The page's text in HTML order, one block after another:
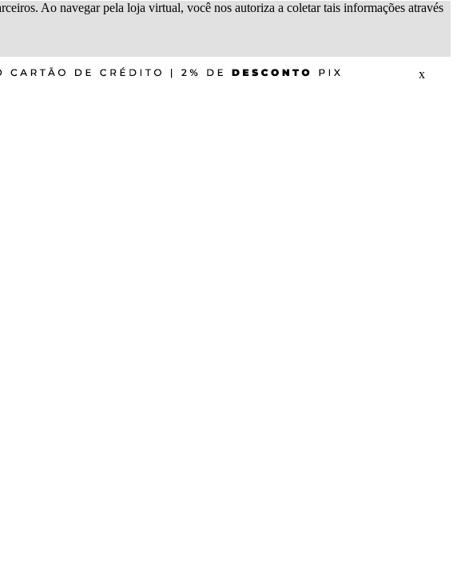
Ao navegar pela loja virtual, você nos autoriza a coletar tais informações através
x